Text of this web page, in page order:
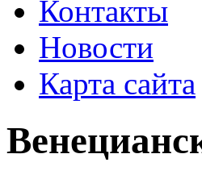
Контакты
Новости
Карта сайта